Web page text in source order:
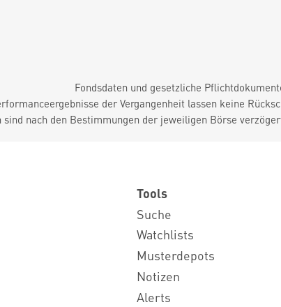
Fondsdaten und gesetzliche
der Vergangenheit lassen keine
nach den Bestimmungen der jeweiligen Börse
Tools
Suche
Watchlists
Musterdepots
Notizen
Alerts